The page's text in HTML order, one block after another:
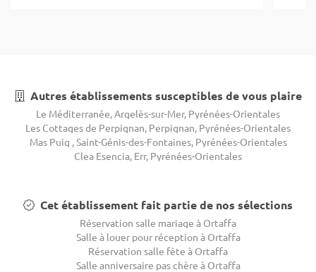
Autres établissements susceptibles de vous plaire
Le Méditerranée, Argelès-sur-Mer, Pyrénées-Orientales
Les Cottages de Perpignan, Perpignan, Pyrénées-Orientales
Mas Puig , Saint-Génis-des-Fontaines, Pyrénées-Orientales
Clea Esencia, Err, Pyrénées-Orientales
Cet établissement fait partie de nos sélections
Réservation salle mariage à Ortaffa
Salle à louer pour réception à Ortaffa
Réservation salle fête à Ortaffa
Salle anniversaire pas chère à Ortaffa